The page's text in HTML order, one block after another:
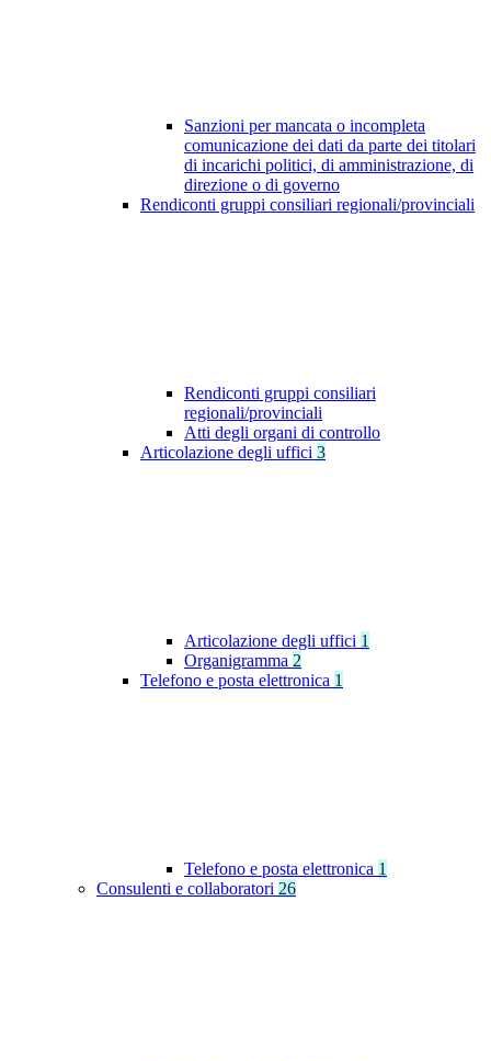
Sanzioni per mancata o incompleta
comunicazione dei dati da parte dei titolari
di incarichi politici, di amministrazione, di
direzione o di governo
Rendiconti gruppi consiliari regionali/provinciali
Rendiconti gruppi consiliari
regionali/provinciali
Atti degli organi di controllo
Articolazione degli uffici 3
Articolazione degli uffici 1
Organigramma 2
Telefono e posta elettronica 1
Telefono e posta elettronica 1
Consulenti e collaboratori 26